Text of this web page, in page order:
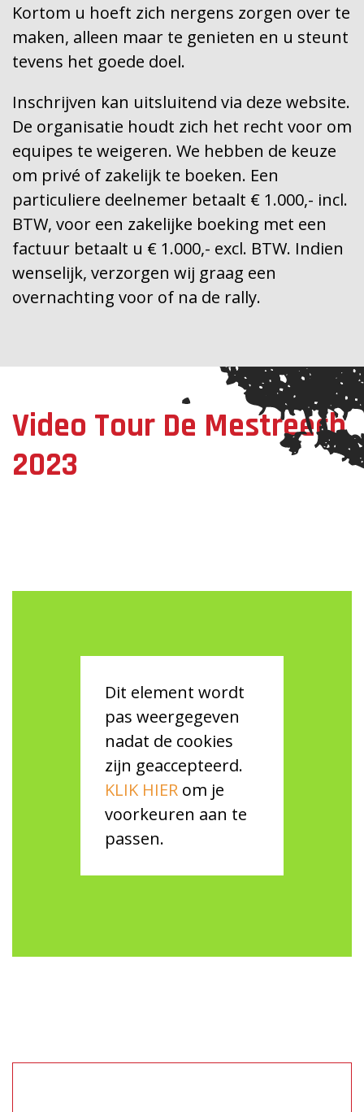
Kortom u hoeft zich nergens zorgen over te
maken, alleen maar te genieten en u steunt
tevens het goede doel.
Inschrijven kan uitsluitend via deze website.
De organisatie houdt zich het recht voor om
equipes te weigeren. We hebben de keuze
om privé of zakelijk te boeken. Een
particuliere deelnemer betaalt € 1.000,- incl.
BTW, voor een zakelijke boeking met een
factuur betaalt u € 1.000,- excl. BTW. Indien
wenselijk, verzorgen wij graag een
overnachting voor of na de rally.
Video Tour De Mestreech
2023
Dit element wordt
pas weergegeven
nadat de cookies
zijn geaccepteerd.
KLIK HIERom je
voorkeuren aan te
passen.